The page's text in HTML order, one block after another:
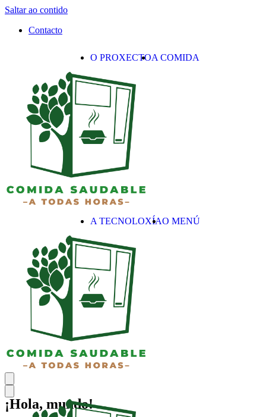
Saltar ao contido
Contacto
O PROXECTOA COMIDA
A TECNOLOXÍAO MENÚ
¡Hola, mundo!